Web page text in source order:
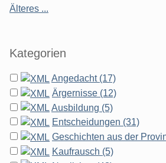
Älteres ...
Kategorien
Angedacht (17)
Ärgernisse (12)
Ausbildung (5)
Entscheidungen (31)
Geschichten aus der
Kaufrausch (5)